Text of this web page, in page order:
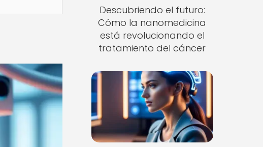
Descubriendo el futuro:
Cómo la nanomedicina
está revolucionando el
tratamiento del cáncer